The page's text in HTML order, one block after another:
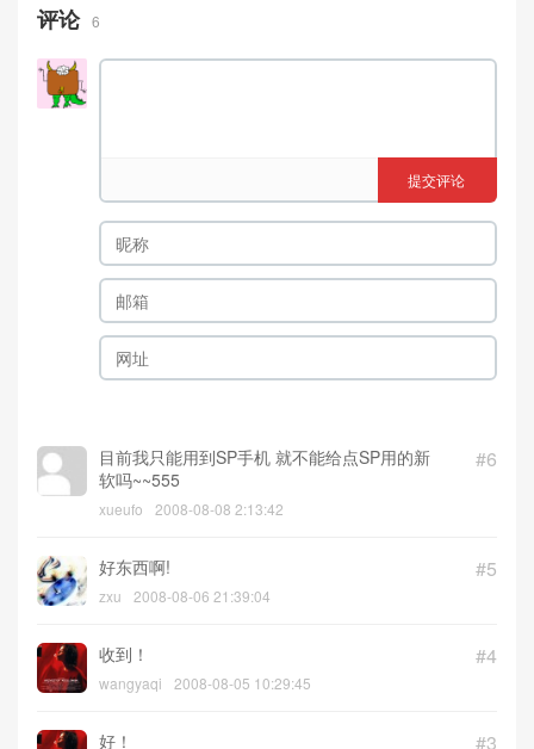
评论 6
提交评论
#6
目前我只能用到SP手机 就不能给点SP用的新
软吗~~555
xueufo 2008-08-08 2:13:42
#5
好东西啊!
zxu 2008-08-06 21:39:04
#4
收到！
wangyaqi 2008-08-05 10:29:45
#3
好！